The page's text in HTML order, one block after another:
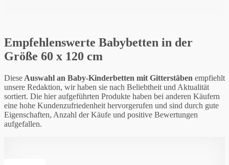
Empfehlenswerte Babybetten in der
Größe 60 x 120 cm
Diese Auswahl an Baby-Kinderbetten mit Gitterstäben empfiehlt
unsere Redaktion, wir haben sie nach Beliebtheit und Aktualität
sortiert. Die hier aufgeführten Produkte haben bei anderen Käufern
eine hohe Kundenzufriedenheit hervorgerufen und sind durch gute
Eigenschaften, Anzahl der Käufe und positive Bewertungen
aufgefallen.